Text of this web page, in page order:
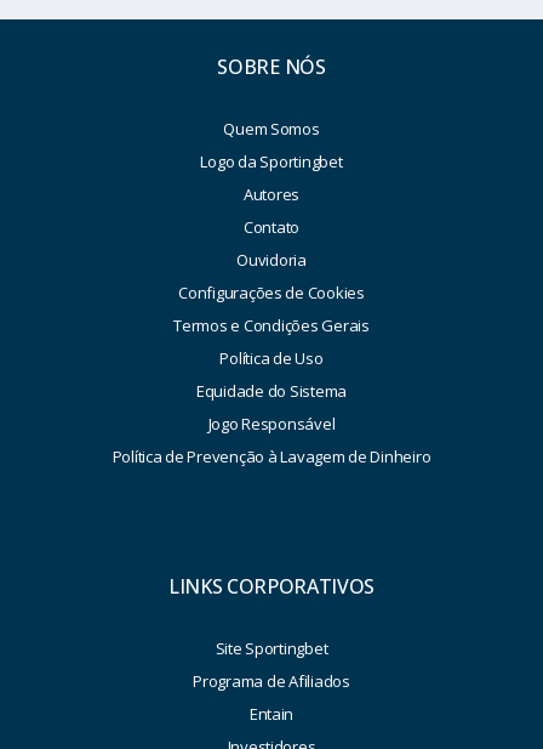
SOBRE NÓS
Quem Somos
Logo da Sportingbet
Autores
Contato
Ouvidoria
Configurações de Cookies
Termos e Condições Gerais
Política de Uso
Equidade do Sistema
Jogo Responsável
Política de Prevenção à Lavagem de Dinheiro
LINKS CORPORATIVOS
Site Sportingbet
Programa de Afiliados
Entain